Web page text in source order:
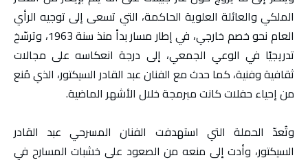
الملكي والعائلة العلوية الحاكمة، التي تسعى إلى توجيه الرأي
العام نحو خصم خارجي، في إطار مسار بدأ منذ سنة 1963، وترسّخ
تدريجيًا في الوعي الجمعي، إلى درجة انعكاسه على مجالات
ثقافية وفنية، كما حدث مع الفنان عبد القادر السيكتور، الذي مُنع
من إحياء حفلات كانت مبرمجة خلال الأشهر الماضية.
وتُعدّ الحملة التي استهدفت الفنان المسرحي عبد القادر
السيكتور، وأدت إلى منعه من الصعود على خشبات المسارح في